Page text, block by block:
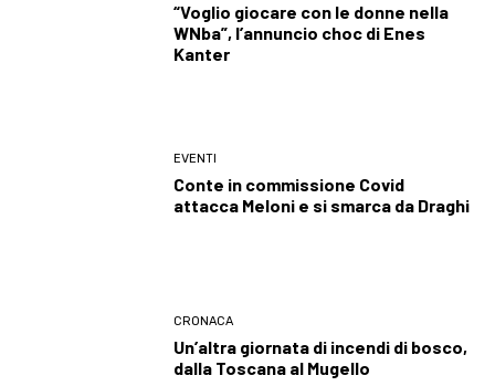
“Voglio giocare con le donne nella
WNba”, l’annuncio choc di Enes
Kanter
EVENTI
Conte in commissione Covid
attacca Meloni e si smarca da Draghi
CRONACA
Un’altra giornata di incendi di bosco,
dalla Toscana al Mugello